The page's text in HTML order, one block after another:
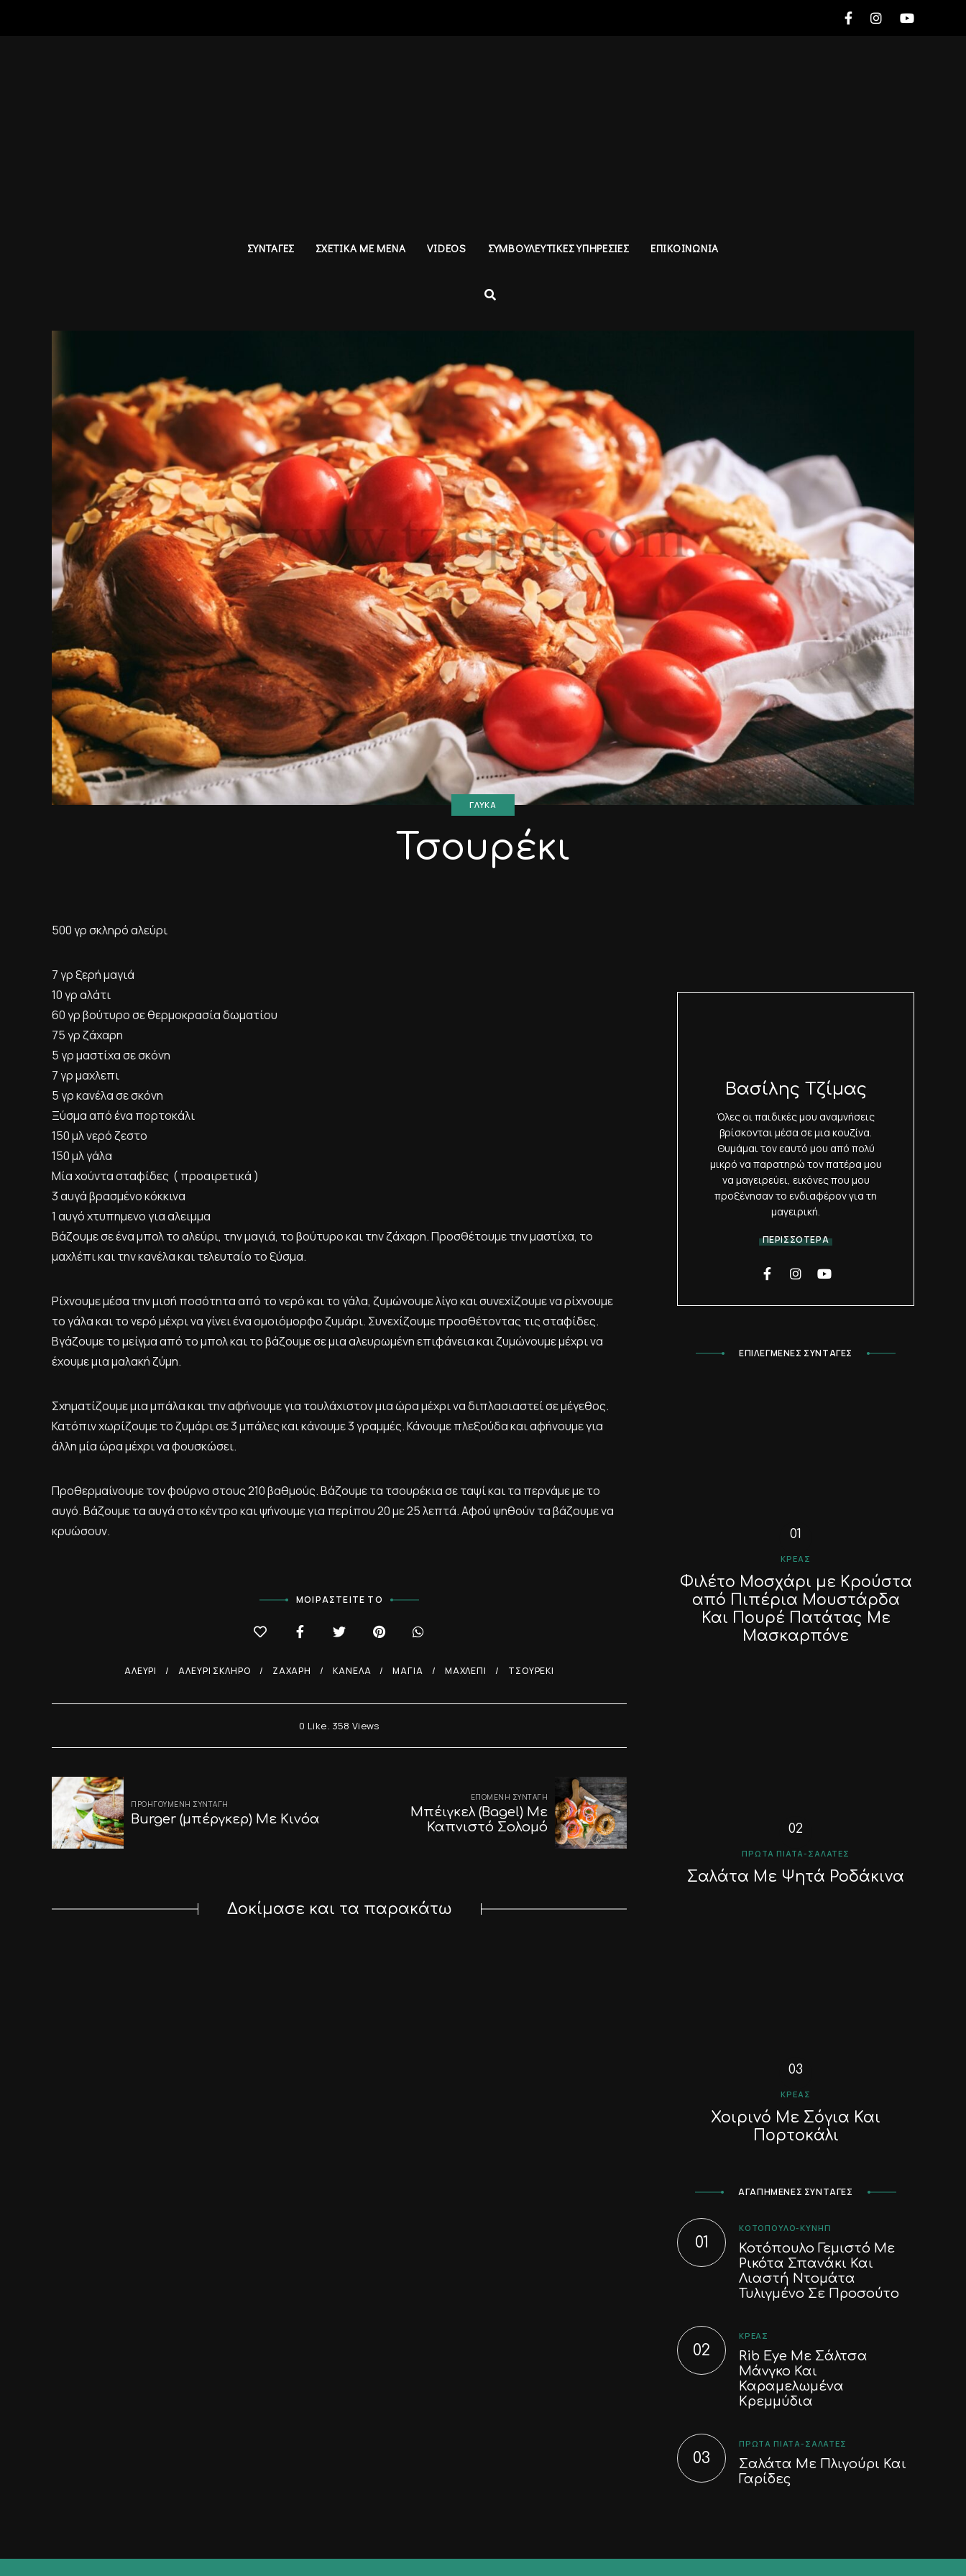
ΣΥΝΤΑΓΕΣ ΣΧΕΤΙΚΑ ΜΕ ΜΕΝΑ VIDEOS ΣΥΜΒΟΥΛΕΥΤΙΚΕΣ ΥΠΗΡΕΣΙΕΣ ΕΠΙΚΟΙΝΩΝΙΑ
ΓΛΥΚΆ
Τσουρέκι
500 γρ σκληρό αλεύρι
7 γρ ξερή μαγιά
10 γρ αλάτι
60 γρ βούτυρο σε θερμοκρασία δωματίου
75 γρ ζάχαρη
5 γρ μαστίχα σε σκόνη
7 γρ μαχλεπι
5 γρ κανέλα σε σκόνη
Ξύσμα από ένα πορτοκάλι
150 μλ νερό ζεστο
150 μλ γάλα
Μία χούντα σταφίδες ( προαιρετικά )
3 αυγά βρασμένο κόκκινα
1 αυγό χτυπημενο για αλειμμα
Βάζουμε σε ένα μπολ το αλεύρι, την μαγιά, το βούτυρο και την ζάχαρη. Προσθέτουμε την μαστίχα, το
μαχλέπι και την κανέλα και τελευταίο το ξύσμα.
Ρίχνουμε μέσα την μισή ποσότητα από το νερό και το γάλα, ζυμώνουμε λίγο και συνεχίζουμε να ρίχνουμε
το γάλα και το νερό μέχρι να γίνει ένα ομοιόμορφο ζυμάρι. Συνεχίζουμε προσθέτοντας τις σταφίδες.
Βγάζουμε το μείγμα από το μπολ και το βάζουμε σε μια αλευρωμένη επιφάνεια και ζυμώνουμε μέχρι να
έχουμε μια μαλακή ζύμη.
Σχηματίζουμε μια μπάλα και την αφήνουμε για τουλάχιστον μια ώρα μέχρι να διπλασιαστεί σε μέγεθος.
Κατόπιν χωρίζουμε το ζυμάρι σε 3 μπάλες και κάνουμε 3 γραμμές. Κάνουμε πλεξούδα και αφήνουμε για
άλλη μία ώρα μέχρι να φουσκώσει.
Προθερμαίνουμε τον φούρνο στους 210 βαθμούς. Βάζουμε τα τσουρέκια σε ταψί και τα περνάμε με το
αυγό. Βάζουμε τα αυγά στο κέντρο και ψήνουμε για περίπου 20 με 25 λεπτά. Αφού ψηθούν τα βάζουμε να
κρυώσουν.
ΜΟΙΡΑΣΤΕΊΤΕ ΤΟ
ΑΛΕΎΡΙ ΑΛΕΎΡΙ ΣΚΛΗΡΌ ΖΆΧΑΡΗ ΚΑΝΈΛΑ ΜΑΓΙΆ ΜΑΧΛΈΠΙ ΤΣΟΥΡΈΚΙ
0 Like 358 Views
Post
navigationΠΡΟΗΓΟΎΜΕΝΗ ΣΥΝΤΑΓΉ
Burger (μπέργκερ) Με Κινόα
ΕΠΌΜΕΝΗ ΣΥΝΤΑΓΉ
Μπέιγκελ (Bagel) Με
Καπνιστό Σολομό
Δοκίμασε και τα παρακάτω
Βασίλης Τζίμας
Όλες οι παιδικές μου αναμνήσεις
βρίσκονται μέσα σε μια κουζίνα.
Θυμάμαι τον εαυτό μου από πολύ
μικρό να παρατηρώ τον πατέρα μου
να μαγειρεύει, εικόνες που μου
προξένησαν το ενδιαφέρον για τη
μαγειρική.
ΠΕΡΙΣΣΟΤΕΡΑ
ΕΠΙΛΕΓΜΕΝΕΣ ΣΥΝΤΑΓΕΣ
ΚΡΈΑΣ
Φιλέτο Μοσχάρι με Κρούστα
από Πιπέρια Μουστάρδα
Και Πουρέ Πατάτας Με
Μασκαρπόνε
ΠΡΏΤΑ ΠΙΆΤΑ-ΣΑΛΆΤΕΣ
Σαλάτα Με Ψητά Ροδάκινα
ΚΡΈΑΣ
Χοιρινό Με Σόγια Και
Πορτοκάλι
ΑΓΑΠΗΜΕΝΕΣ ΣΥΝΤΑΓΕΣ
ΚΟΤΌΠΟΥΛΟ-ΚΥΝΉΓΙ
Κοτόπουλο Γεμιστό Με
Ρικότα Σπανάκι Και
Λιαστή Ντομάτα
Τυλιγμένο Σε Προσούτο
ΚΡΈΑΣ
Rib Eye Με Σάλτσα
Μάνγκο Και
Καραμελωμένα
Κρεμμύδια
ΠΡΏΤΑ ΠΙΆΤΑ-ΣΑΛΆΤΕΣ
Σαλάτα Με Πλιγούρι Και
Γαρίδες